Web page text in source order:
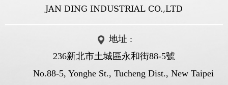
JAN DING INDUSTRIAL CO.,LTD
地址 :
236新北市土城區永和街88-5號
No.88-5, Yonghe St., Tucheng Dist., New Taipei